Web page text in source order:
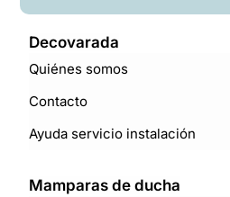
Decovarada
Quiénes somos
Contacto
Ayuda servicio instalación
Mamparas de ducha